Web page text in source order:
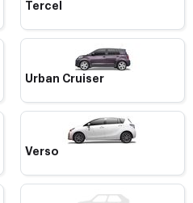
Tercel
Urban Cruiser
Verso